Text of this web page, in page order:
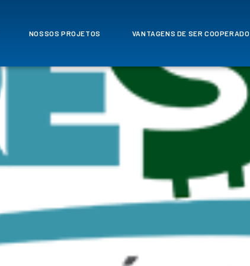
NOSSOS PROJETOS VANTAGENS DE SER COOPERADO